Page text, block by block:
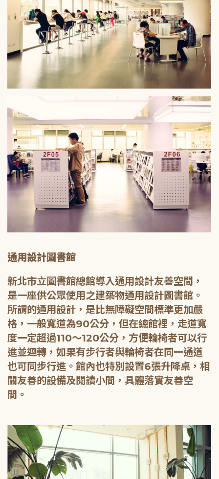
通用設計圖書館
新北市立圖書館總館導入通用設計友善空間，
是一座供公眾使用之建築物通用設計圖書館。
所謂的通用設計，是比無障礙空間標準更加嚴
格，一般寬道為90公分，但在總館裡，走道寬
度一定超過110～120公分，方便輪椅者可以行
進並迴轉，如果有步行者與輪椅者在同一通道
也可同步行進。館內也特別設置6張升降桌，相
關友善的設備及閱讀小間，具體落實友善空
間。